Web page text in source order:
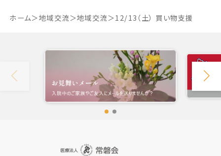
ホーム 地域交流 地域交流 12/13（土） 買い物支援